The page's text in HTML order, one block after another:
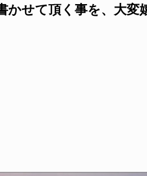
せて頂く事を、大変